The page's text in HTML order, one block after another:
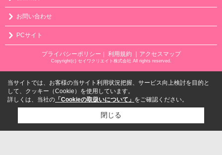
お問い合わせ
PCサイト
プライバシーポリシー ｜ 利用規約 ｜アクセスマップ
Copyright(c) セイワクリエイト株式会社 All rights reserved.
当サイトでは、お客様の当サイト利用状況把握、サービス向上検討を目的と
して、クッキー（Cookie）を使用しています。
詳しくは、当社の 「Cookieの取扱いについて」 をご確認ください。
閉じる